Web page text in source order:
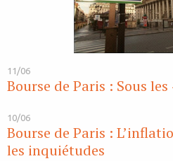
11/06
Bourse de Paris : Sous
10/06
Bourse de Paris :
les inquiétudes